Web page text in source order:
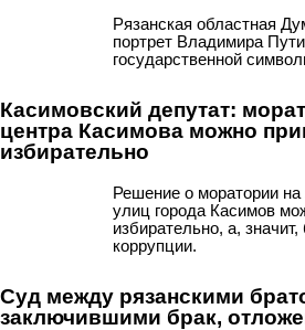
Рязанская областная
портрет Владимира
государственной
Касимовский депутат:
центра Касимова можно
избирательно
Решение о моратории
улиц города Касимов
избирательно, а,
коррупции.
Суд между рязанскими
заключившими брак,